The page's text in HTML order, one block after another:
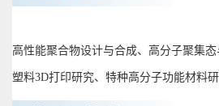
高性能聚合物设计与合成、高分子聚集
塑料3D打印研究、特种高分子功能材料